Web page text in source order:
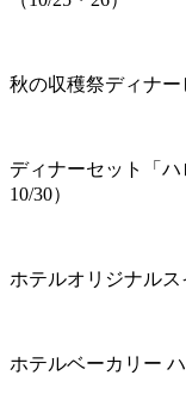
秋の収穫祭ディナー
ディナーセット「
10/30）
ホテルオリジナルス
ホテルベーカリー